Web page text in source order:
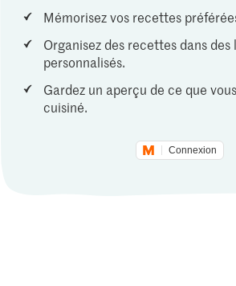
Mémorisez vos recettes
Organisez des recettes dans des
personnalisés.
Gardez un aperçu de ce que
cuisiné.
Connexion